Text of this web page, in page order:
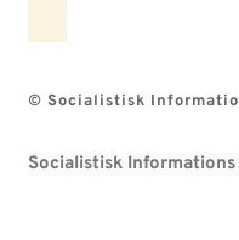
© Socialistisk
Socialistisk